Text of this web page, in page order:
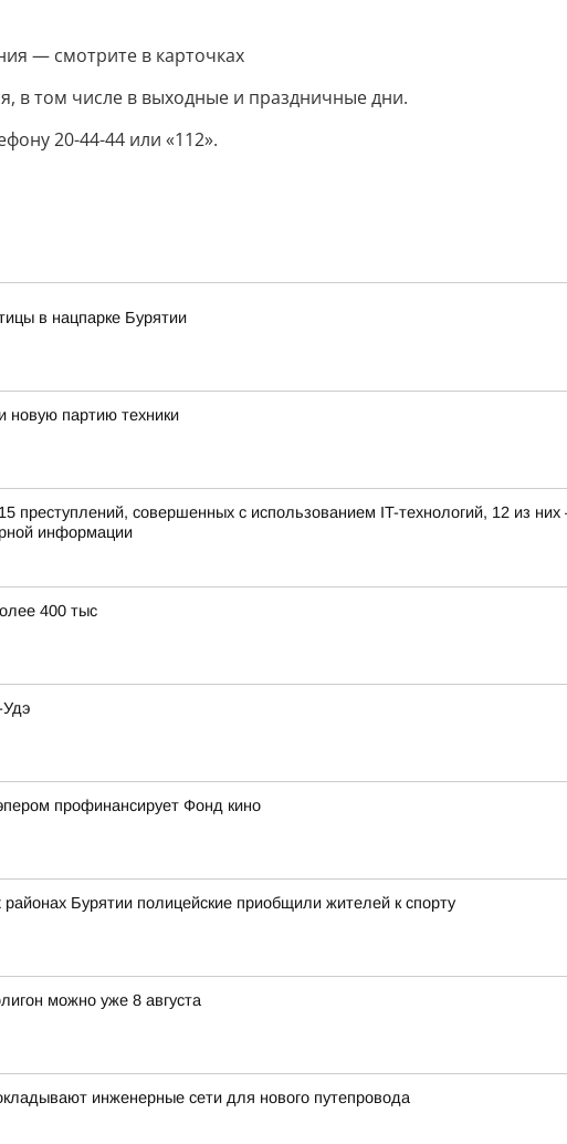
— смотрите в карточках
в том числе в выходные и праздничные дни.
20-44-44 или «112».
в нацпарке Бурятии
новую партию техники
преступлений, совершенных с использованием IT-технологий, 12 из
информации
400 тыс
профинансирует Фонд кино
Бурятии полицейские приобщили жителей к спорту
можно уже 8 августа
инженерные сети для нового путепровода